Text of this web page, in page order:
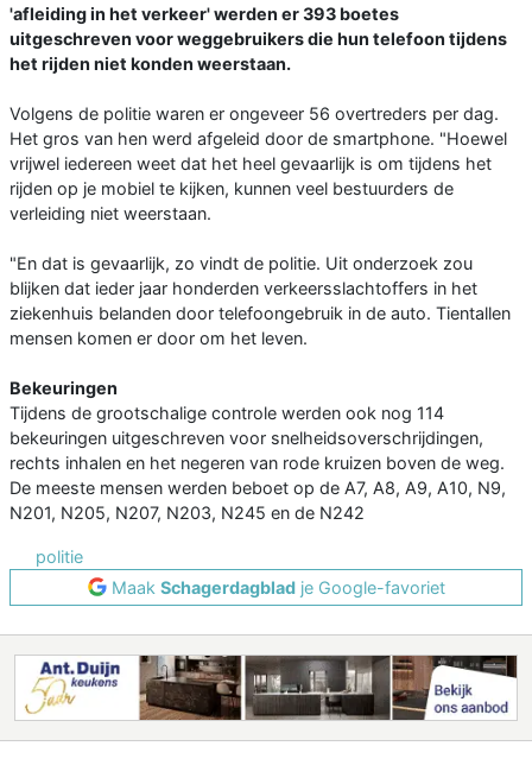
'afleiding in het verkeer' werden er 393 boetes
uitgeschreven voor weggebruikers die hun telefoon tijdens
het rijden niet konden weerstaan.
Volgens de politie waren er ongeveer 56 overtreders per dag.
Het gros van hen werd afgeleid door de smartphone. "Hoewel
vrijwel iedereen weet dat het heel gevaarlijk is om tijdens het
rijden op je mobiel te kijken, kunnen veel bestuurders de
verleiding niet weerstaan.
"En dat is gevaarlijk, zo vindt de politie. Uit onderzoek zou
blijken dat ieder jaar honderden verkeersslachtoffers in het
ziekenhuis belanden door telefoongebruik in de auto. Tientallen
mensen komen er door om het leven.
Bekeuringen
Tijdens de grootschalige controle werden ook nog 114
bekeuringen uitgeschreven voor snelheidsoverschrijdingen,
rechts inhalen en het negeren van rode kruizen boven de weg.
De meeste mensen werden beboet op de A7, A8, A9, A10, N9,
N201, N205, N207, N203, N245 en de N242
politie
Maak Schagerdagbladje Google-favoriet